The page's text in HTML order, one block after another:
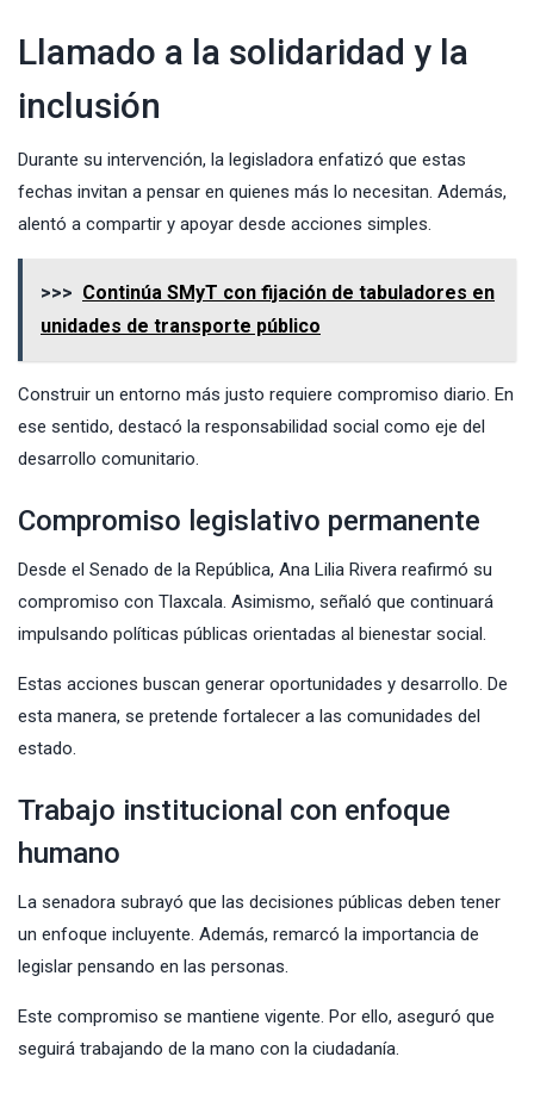
Llamado a la solidaridad y la
inclusión
Durante su intervención, la legisladora enfatizó que estas
fechas invitan a pensar en quienes más lo necesitan. Además,
alentó a compartir y apoyar desde acciones simples.
>>> Continúa SMyT con fijación de tabuladores en
unidades de transporte público
Construir un entorno más justo requiere compromiso diario. En
ese sentido, destacó la responsabilidad social como eje del
desarrollo comunitario.
Compromiso legislativo permanente
Desde el Senado de la República, Ana Lilia Rivera reafirmó su
compromiso con Tlaxcala. Asimismo, señaló que continuará
impulsando políticas públicas orientadas al bienestar social.
Estas acciones buscan generar oportunidades y desarrollo. De
esta manera, se pretende fortalecer a las comunidades del
estado.
Trabajo institucional con enfoque
humano
La senadora subrayó que las decisiones públicas deben tener
un enfoque incluyente. Además, remarcó la importancia de
legislar pensando en las personas.
Este compromiso se mantiene vigente. Por ello, aseguró que
seguirá trabajando de la mano con la ciudadanía.